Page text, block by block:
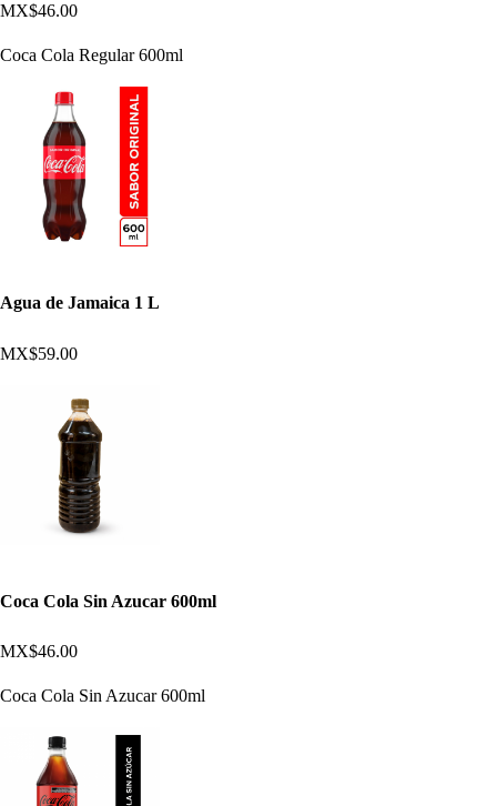
MX$46.00
Coca Cola Regular 600ml
Agua de Jamaica 1 L
MX$59.00
Coca Cola Sin Azucar 600ml
MX$46.00
Coca Cola Sin Azucar 600ml